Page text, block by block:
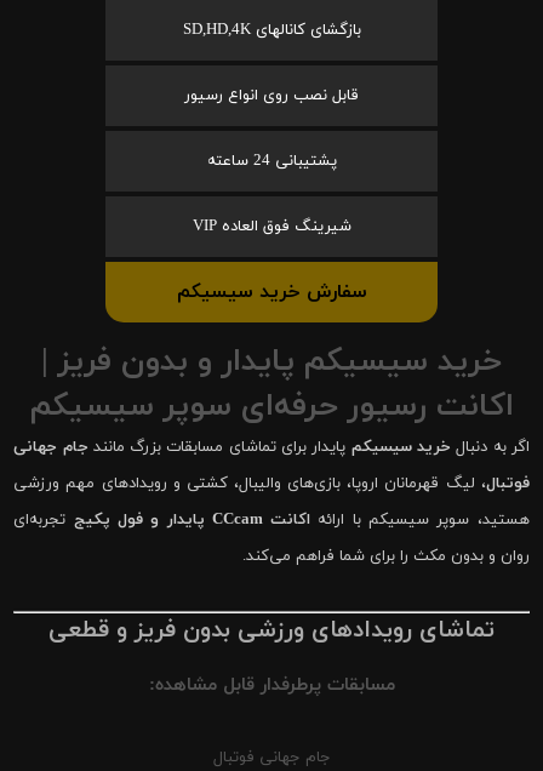
بازگشای کانالهای SD,HD,4K
قابل نصب روی انواع رسیور
پشتیبانی 24 ساعته
شیرینگ فوق العاده VIP
سفارش خرید سیسیکم
خرید سیسیکم پایدار و بدون فریز |
اکانت رسیور حرفه‌ای سوپر سیسیکم
اگر به دنبال خرید سیسیکم پایدار برای تماشای مسابقات بزرگ مانند جام جهانی
فوتبال، لیگ قهرمانان اروپا، بازی‌های والیبال، کشتی و رویدادهای مهم ورزشی
هستید، سوپر سیسیکم با ارائه اکانت CCcam پایدار و فول پکیج
تجربه‌ای
روان و بدون مکث را برای شما فراهم می‌کند.
تماشای رویدادهای ورزشی بدون فریز و قطعی
مسابقات پرطرفدار قابل مشاهده:
جام جهانی فوتبال